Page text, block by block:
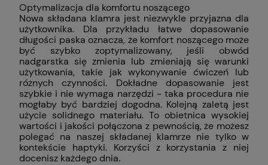
Optymalizacja dla komfortu noszącego
Nowa składana klamra jest niezwykle przyjazna dla
użytkownika. Dla przykładu łatwe dopasowanie
długości paska oznacza, że komfort noszącego może
być szybko zoptymalizowany, jeśli obwód
nadgarstka się zmienia lub zmieniają się warunki
użytkowania, takie jak wykonywanie ćwiczeń lub
różnych czynności. Dokładne dopasowanie jest
szybkie i nie wymaga narzędzi - taka procedura nie
mogłaby być bardziej dogodna. Kolejną zaletą jest
użycie solidnego materiału. To obietnica wysokiej
wartości i jakości połączona z pewnością, że możesz
polegać na naszej składanej klamrze nie tylko w
kontekście haptyki. Korzyści z korzystania z niej
docenisz każdego dnia.